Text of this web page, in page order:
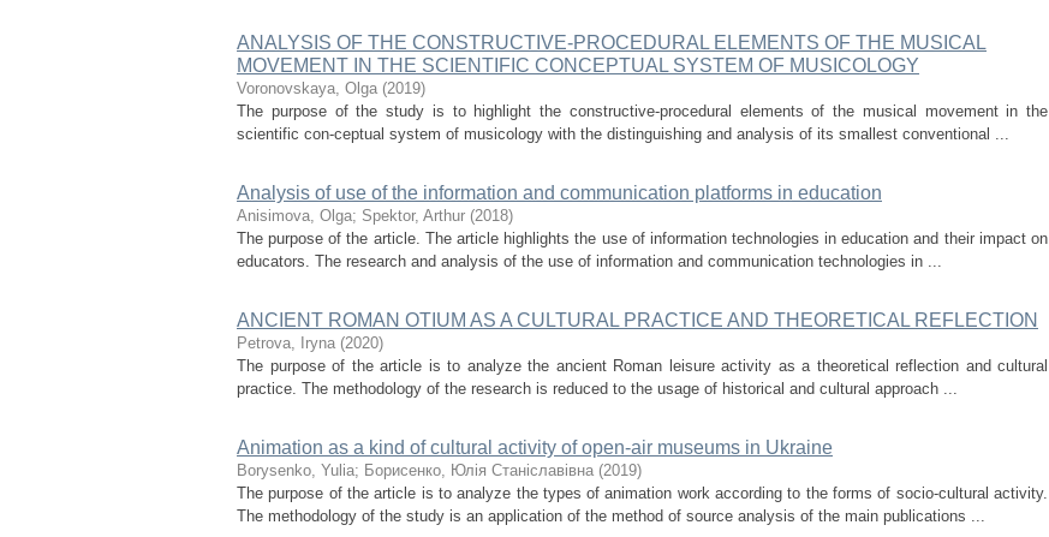
ANALYSIS OF THE CONSTRUCTIVE-PROCEDURAL ELEMENTS OF THE MUSICAL
MOVEMENT IN THE SCIENTIFIC CONCEPTUAL SYSTEM OF MUSICOLOGY
Voronovskaya, Olga (2019)
The purpose of the study is to highlight the constructive-procedural elements of the musical movement in the
scientific con-ceptual system of musicology with the distinguishing and analysis of its smallest conventional ...
Analysis of use of the information and communication platforms in education
Anisimova, Olga; Spektor, Arthur (2018)
The purpose of the article. The article highlights the use of information technologies in education and their impact on
educators. The research and analysis of the use of information and communication technologies in ...
ANCIENT ROMAN OTIUM AS A CULTURAL PRACTICE AND THEORETICAL REFLECTION
Petrova, Iryna (2020)
The purpose of the article is to analyze the ancient Roman leisure activity as a theoretical reflection and cultural
practice. The methodology of the research is reduced to the usage of historical and cultural approach ...
Animation as a kind of cultural activity of open-air museums in Ukraine
Borysenko, Yulia; Борисенко, Юлія Станіславівна (2019)
The purpose of the article is to analyze the types of animation work according to the forms of socio-cultural activity.
The methodology of the study is an application of the method of source analysis of the main publications ...